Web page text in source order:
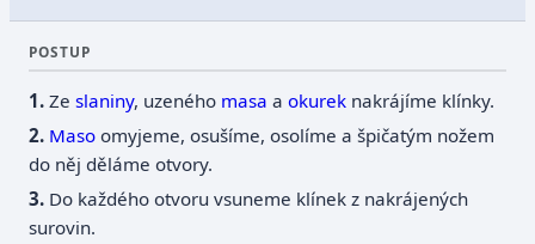
POSTUP
Zeslaniny, uzeného masa aokurek nakrájíme klínky.
Maso omyjeme, osušíme, osolíme a špičatým nožem
do něj děláme otvory.
Do každého otvoru vsuneme klínek z nakrájených
surovin.